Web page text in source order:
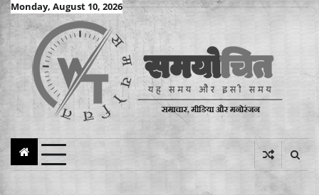
Skip
to
content
Monday, August 10, 2026